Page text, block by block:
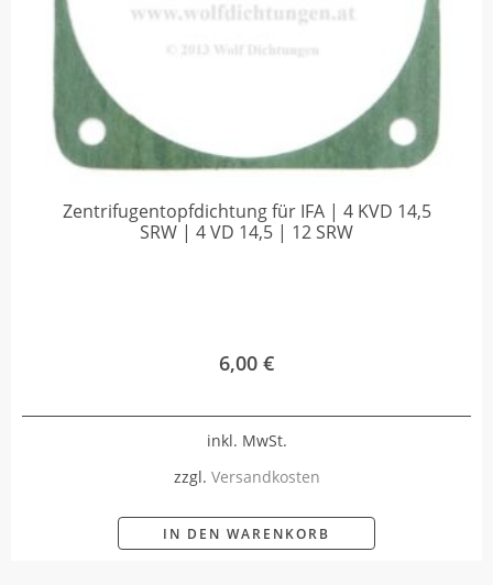
Zentrifugentopfdichtung für IFA | 4 KVD 14,5
SRW | 4 VD 14,5 | 12 SRW
6,00 €
inkl. MwSt.
zzgl. Versandkosten
IN DEN WARENKORB